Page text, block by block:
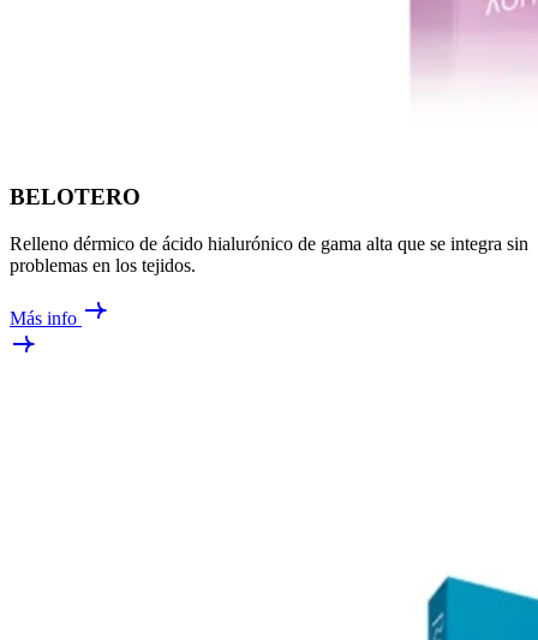
BELOTERO
Relleno dérmico de ácido hialurónico de gama alta que se integra sin
problemas en los tejidos.
Más info